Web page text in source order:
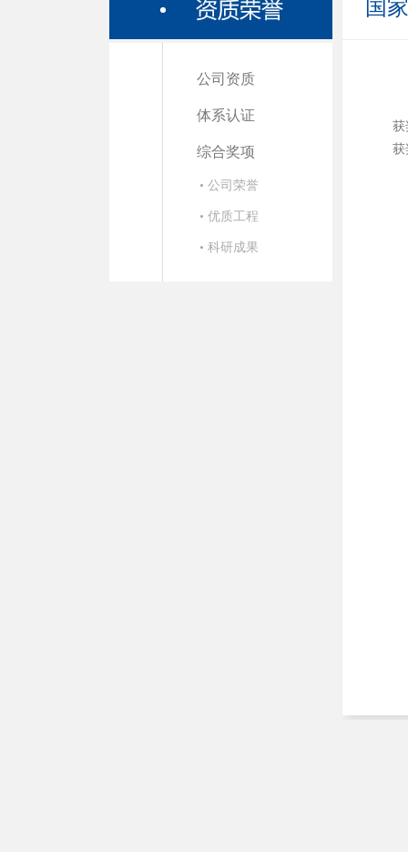
公司资质
体系认证
综合奖项
• 公司荣誉
• 优质工程
• 科研成果
国
获
获